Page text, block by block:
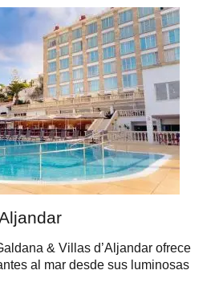
& Villas d’Aljandar ofrece
al mar desde sus luminosas